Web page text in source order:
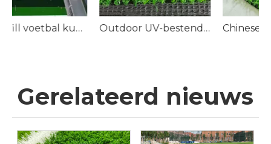
Non-infill voetbal kunstgras voor voetbalvelden Outdoor UV-bestendig niet-infill synthetisch voetbalgras
Gerelateerd nieuws